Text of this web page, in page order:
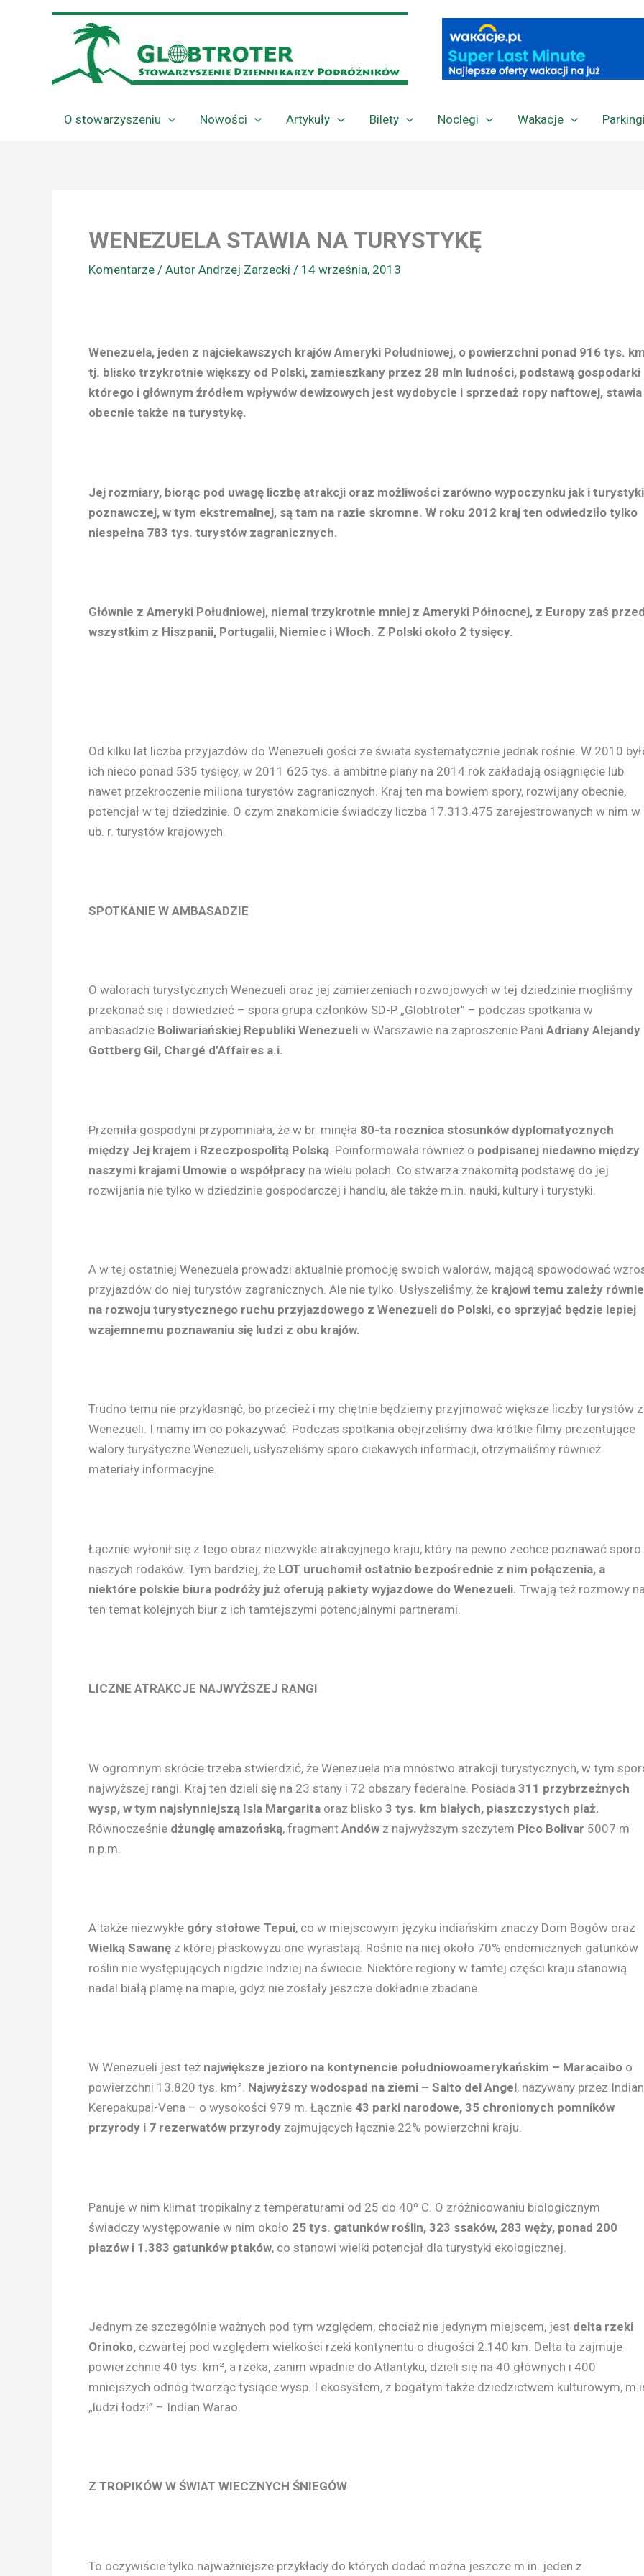
O stowarzyszeniu Nowości Artykuły Bilety Noclegi Wakacje
WENEZUELA STAWIA NA TURYSTYKĘ
Komentarze / Autor Andrzej Zarzecki / 14 września, 2013
Wenezuela, jeden z najciekawszych krajów Ameryki Południowej, o powierzchni ponad 916 tys.
tj. blisko trzykrotnie większy od Polski, zamieszkany przez 28 mln ludności, podstawą gospodarki
którego i głównym źródłem wpływów dewizowych jest wydobycie i sprzedaż ropy naftowej, stawia
obecnie także na turystykę.
Jej rozmiary, biorąc pod uwagę liczbę atrakcji oraz możliwości zarówno wypoczynku jak i turystyki
poznawczej, w tym ekstremalnej, są tam na razie skromne. W roku 2012 kraj ten odwiedziło tylko
niespełna 783 tys. turystów zagranicznych.
Głównie z Ameryki Południowej, niemal trzykrotnie mniej z Ameryki Północnej, z Europy zaś
wszystkim z Hiszpanii, Portugalii, Niemiec i Włoch. Z Polski około 2 tysięcy.
Od kilku lat liczba przyjazdów do Wenezueli gości ze świata systematycznie jednak rośnie. W 2010
ich nieco ponad 535 tysięcy, w 2011 625 tys. a ambitne plany na 2014 rok zakładają osiągnięcie lub
nawet przekroczenie miliona turystów zagranicznych. Kraj ten ma bowiem spory, rozwijany obecnie,
potencjał w tej dziedzinie. O czym znakomicie świadczy liczba 17.313.475 zarejestrowanych w nim w
ub. r. turystów krajowych.
SPOTKANIE W AMBASADZIE
O walorach turystycznych Wenezueli oraz jej zamierzeniach rozwojowych w tej dziedzinie mogliśmy
przekonać się i dowiedzieć – spora grupa członków SD-P „Globtroter” – podczas spotkania w
ambasadzie Boliwariańskiej Republiki Wenezueli w Warszawie na zaproszenie Pani Adriany Alejandy
Gottberg Gil, Chargé d’Affaires a.i.
Przemiła gospodyni przypomniała, że w br. minęła 80-ta rocznica stosunków dyplomatycznych
między Jej krajem i Rzeczpospolitą Polską . Poinformowała również o podpisanej niedawno między
naszymi krajami Umowie o współpracy na wielu polach. Co stwarza znakomitą podstawę do jej
rozwijania nie tylko w dziedzinie gospodarczej i handlu, ale także m.in. nauki, kultury i turystyki.
A w tej ostatniej Wenezuela prowadzi aktualnie promocję swoich walorów, mającą spowodować
przyjazdów do niej turystów zagranicznych. Ale nie tylko. Usłyszeliśmy, że krajowi temu zależy
na rozwoju turystycznego ruchu przyjazdowego z Wenezueli do Polski, co sprzyjać będzie lepiej
wzajemnemu poznawaniu się ludzi z obu krajów.
Trudno temu nie przyklasnąć, bo przecież i my chętnie będziemy przyjmować większe liczby turystów z
Wenezueli. I mamy im co pokazywać. Podczas spotkania obejrzeliśmy dwa krótkie filmy prezentujące
walory turystyczne Wenezueli, usłyszeliśmy sporo ciekawych informacji, otrzymaliśmy również
materiały informacyjne.
Łącznie wyłonił się z tego obraz niezwykle atrakcyjnego kraju, który na pewno zechce poznawać sporo
naszych rodaków. Tym bardziej, że LOT uruchomił ostatnio bezpośrednie z nim połączenia, a
niektóre polskie biura podróży już oferują pakiety wyjazdowe do Wenezueli. Trwają też rozmowy
ten temat kolejnych biur z ich tamtejszymi potencjalnymi partnerami.
LICZNE ATRAKCJE NAJWYŻSZEJ RANGI
W ogromnym skrócie trzeba stwierdzić, że Wenezuela ma mnóstwo atrakcji turystycznych, w tym
najwyższej rangi. Kraj ten dzieli się na 23 stany i 72 obszary federalne. Posiada 311 przybrzeżnych
wysp, w tym najsłynniejszą Isla Margarita oraz blisko 3 tys. km białych, piaszczystych plaż.
Równocześnie dżunglę amazońską, fragment Andów z najwyższym szczytem Pico Bolivar 5007 m
n.p.m.
A także niezwykłe góry stołowe Tepui, co w miejscowym języku indiańskim znaczy Dom Bogów oraz
Wielką Sawanę z której płaskowyżu one wyrastają. Rośnie na niej około 70% endemicznych gatunków
roślin nie występujących nigdzie indziej na świecie. Niektóre regiony w tamtej części kraju stanowią
nadal białą plamę na mapie, gdyż nie zostały jeszcze dokładnie zbadane.
W Wenezueli jest też największe jezioro na kontynencie południowoamerykańskim – Maracaibo o
powierzchni 13.820 tys. km². Najwyższy wodospad na ziemi – Salto del Angel, nazywany przez Indian
Kerepakupai-Vena – o wysokości 979 m. Łącznie 43 parki narodowe, 35 chronionych pomników
przyrody i 7 rezerwatów przyrody zajmujących łącznie 22% powierzchni kraju.
Panuje w nim klimat tropikalny z temperaturami od 25 do 40º C. O zróżnicowaniu biologicznym
świadczy występowanie w nim około 25 tys. gatunków roślin, 323 ssaków, 283 węży, ponad 200
płazów i 1.383 gatunków ptaków, co stanowi wielki potencjał dla turystyki ekologicznej.
Jednym ze szczególnie ważnych pod tym względem, chociaż nie jedynym miejscem, jest delta rzeki
Orinoko, czwartej pod względem wielkości rzeki kontynentu o długości 2.140 km. Delta ta zajmuje
powierzchnie 40 tys. km², a rzeka, zanim wpadnie do Atlantyku, dzieli się na 40 głównych i 400
mniejszych odnóg tworząc tysiące wysp. I ekosystem, z bogatym także dziedzictwem kulturowym,
„ludzi łodzi” – Indian Warao.
Z TROPIKÓW W ŚWIAT WIECZNYCH ŚNIEGÓW
To oczywiście tylko najważniejsze przykłady do których dodać można jeszcze m.in. jeden z